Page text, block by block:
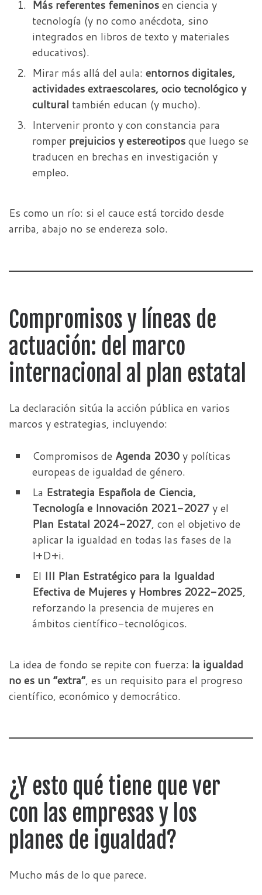
Más referentes femeninosen ciencia y
tecnología (y no como anécdota, sino
integrados en libros de texto y materiales
educativos).
Mirar más allá del aula: entornos digitales,
actividades extraescolares, ocio tecnológico y
cultural también educan (y mucho).
Intervenir pronto y con constancia para
romper prejuicios y estereotiposque luego se
traducen en brechas en investigación y
empleo.
Es como un río: si el cauce está torcido desde
arriba, abajo no se endereza solo.
Compromisos y líneas de
actuación: del marco
internacional al plan estatal
La declaración sitúa la acción pública en varios
marcos y estrategias, incluyendo:
Compromisos de Agenda 2030y políticas
europeas de igualdad de género.
La Estrategia Española de Ciencia,
Tecnología e Innovación 2021-2027y el
Plan Estatal 2024-2027, con el objetivo de
aplicar la igualdad en todas las fases de la
I+D+i.
El III Plan Estratégico para la Igualdad
Efectiva de Mujeres y Hombres 2022-2025,
reforzando la presencia de mujeres en
ámbitos científico-tecnológicos.
La idea de fondo se repite con fuerza: la igualdad
no es un “extra”, es un requisito para el progreso
científico, económico y democrático.
¿Y esto qué tiene que ver
con las empresas y los
planes de igualdad?
Mucho más de lo que parece.